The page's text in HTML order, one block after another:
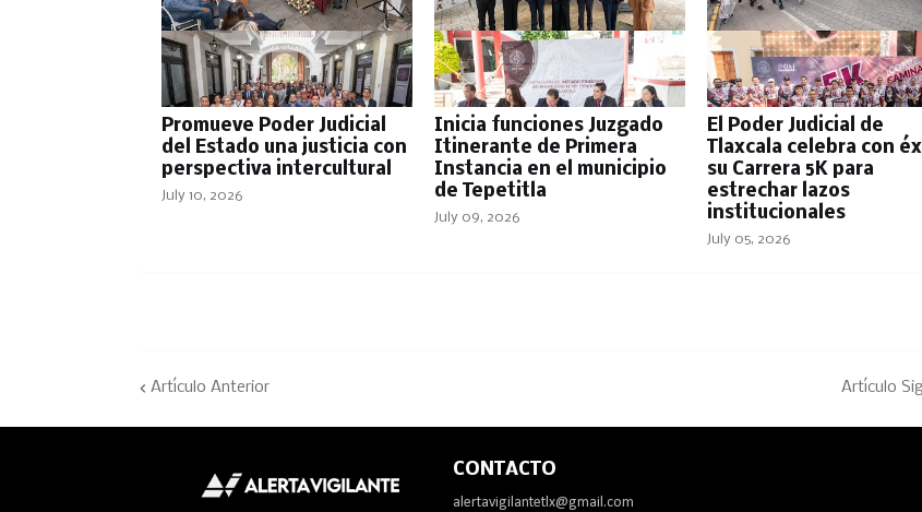
Promueve Poder Judicial
del Estado una justicia con
perspectiva intercultural
July 10, 2026
Inicia funciones Juzgado
Itinerante de Primera
Instancia en el municipio
de Tepetitla
July 09, 2026
El Poder Judicial de
Tlaxcala celebra con
su Carrera 5K para
estrechar lazos
institucionales
July 05, 2026
Artículo Anterior Artículo
CONTACTO
alertavigilantetlx@gmail.com